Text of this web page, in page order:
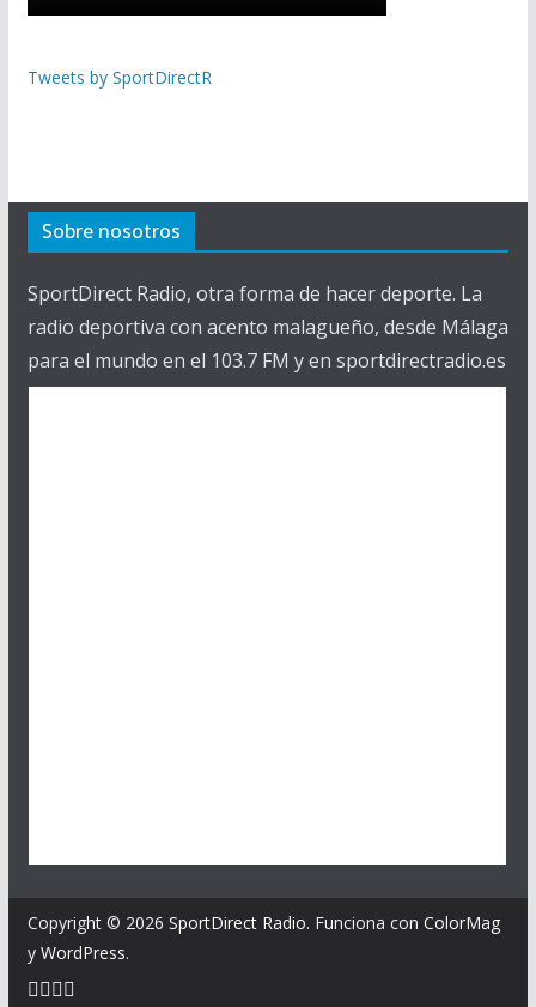
Tweets by SportDirectR
Sobre nosotros
SportDirect Radio, otra forma de hacer deporte. La
radio deportiva con acento malagueño, desde Málaga
para el mundo en el 103.7 FM y en sportdirectradio.es
Copyright © 2026 SportDirect Radio. Funciona con ColorMag
y WordPress.